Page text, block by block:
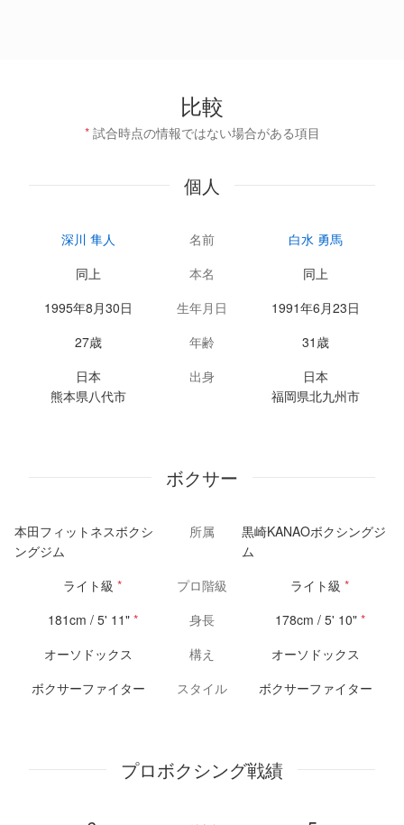
比較
* 試合時点の情報ではない場合がある項目
個人
深川 隼人 名前
白水 勇馬
同上
本名
同上
1995年8月30日
生年月日
1991年6月23日
27歳
年齢
31歳
日本
熊本県八代市
出身
日本
福岡県北九州市
ボクサー
本田フィットネスボクシ
ングジム
所属
黒崎KANAOボクシングジ
ム
ライト級 * プロ階級 ライト級 *
181cm / 5' 11" * 身長 178cm / 5' 10" *
オーソドックス
構え
オーソドックス
ボクサーファイター
スタイル ボクサーファイター
プロボクシング戦績